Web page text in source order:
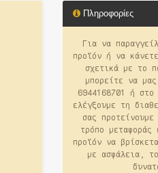
Πληροφορίες
Για να
προϊόν ή να
σχετικά με το
μπορείτε να
6944168701 ή
ελέγξουμε τη
σας
τρόπο μεταφοράς
προϊόν να
με ασφάλεια,